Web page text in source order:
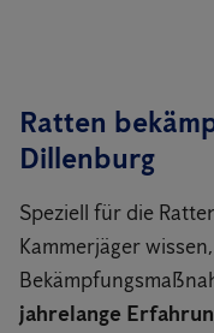
Ratten
Dillenburg
Speziell für die
Kammerjäger
jahrelange